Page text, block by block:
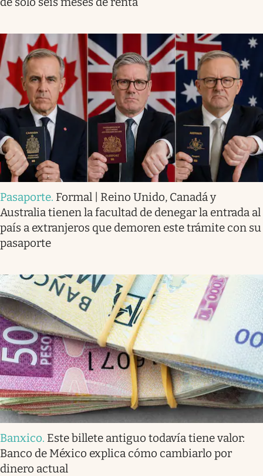
Pasaporte. Formal | Reino Unido, Canadá y
Australia tienen la facultad de denegar la entrada al
país a extranjeros que demoren este trámite con su
pasaporte
Banxico. Este billete antiguo todavía tiene valor:
Banco de México explica cómo cambiarlo por
dinero actual